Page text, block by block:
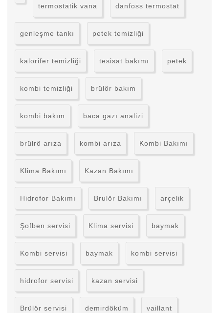
termostatik vana danfoss termostat
genleşme tankı petek temizliği
kalorifer temizliği tesisat bakımı petek
kombi temizliği brülör bakım
kombi bakım baca gazı analizi
brülrö arıza kombi arıza Kombi Bakımı
Klima Bakımı Kazan Bakımı
Hidrofor Bakımı Brulör Bakımı arçelik
Şofben servisi Klima servisi baymak
Kombi servisi baymak kombi servisi
hidrofor servisi kazan servisi
Brülör servisi demirdöküm vaillant